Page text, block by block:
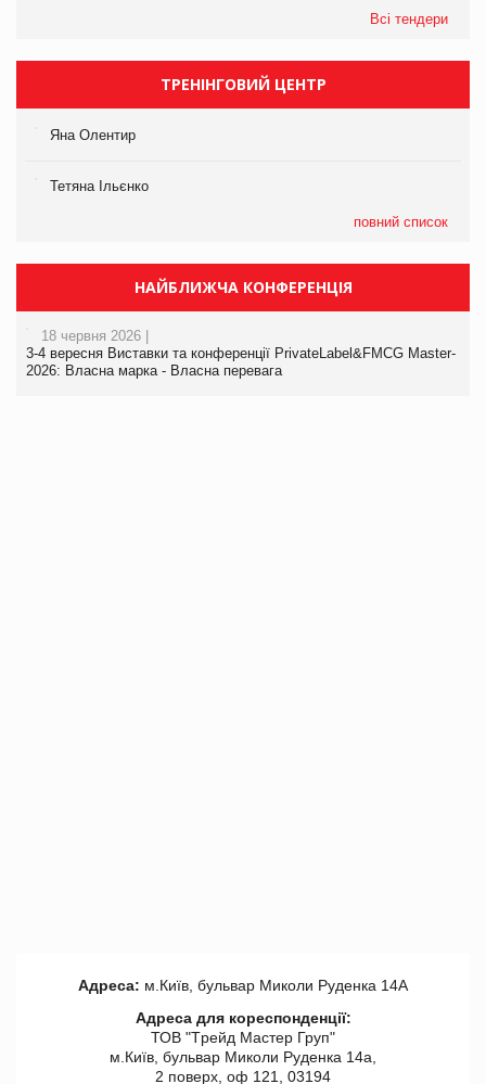
Всі тендери
ТРЕНІНГОВИЙ ЦЕНТР
Яна Олентир
Тетяна Ільєнко
повний список
НАЙБЛИЖЧА КОНФЕРЕНЦІЯ
18 червня 2026 |
3-4 вересня Виставки та конференції PrivateLabel&FMCG Master-
2026: Власна марка - Власна перевага
Адреса: м.Київ, бульвар Миколи Руденка 14А
Адреса для кореспонденції:
ТОВ "Tрейд Мастер Груп"
м.Київ, бульвар Миколи Руденка 14а,
2 поверх, оф 121, 03194